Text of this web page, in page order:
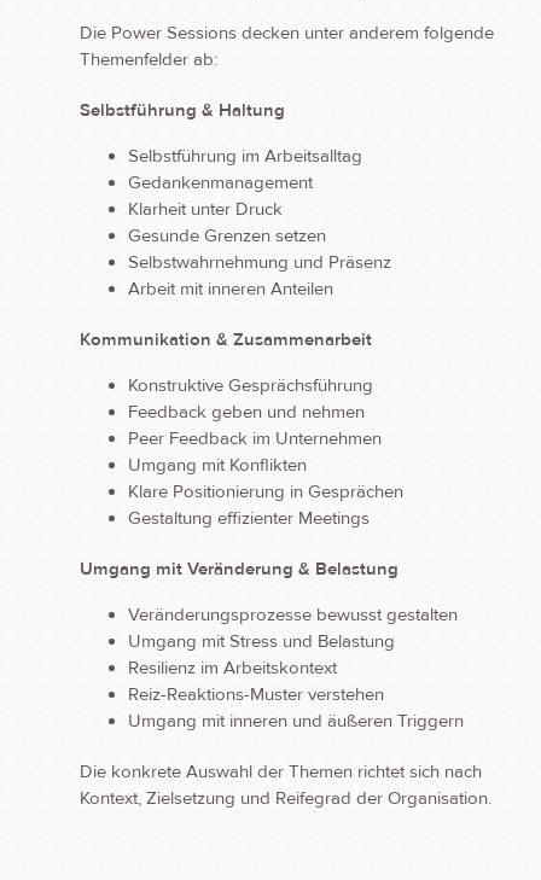
Die Power Sessions decken unter anderem folgende
Themenfelder ab:
Selbstführung & Haltung
Selbstführung im Arbeitsalltag
Gedankenmanagement
Klarheit unter Druck
Gesunde Grenzen setzen
Selbstwahrnehmung und Präsenz
Arbeit mit inneren Anteilen
Kommunikation & Zusammenarbeit
Konstruktive Gesprächsführung
Feedback geben und nehmen
Peer Feedback im Unternehmen
Umgang mit Konflikten
Klare Positionierung in Gesprächen
Gestaltung effizienter Meetings
Umgang mit Veränderung & Belastung
Veränderungsprozesse bewusst gestalten
Umgang mit Stress und Belastung
Resilienz im Arbeitskontext
Reiz-Reaktions-Muster verstehen
Umgang mit inneren und äußeren Triggern
Die konkrete Auswahl der Themen richtet sich nach
Kontext, Zielsetzung und Reifegrad der Organisation.